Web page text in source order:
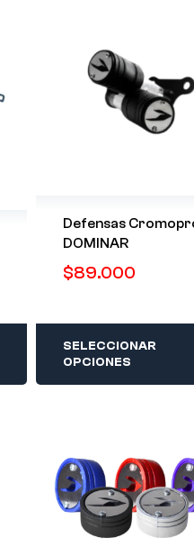
Defensas
DOMINAR
$89.000
SELECCIONAR
OPCIONES